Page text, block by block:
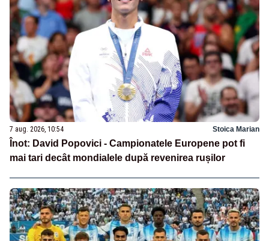
7 aug. 2026, 10:54 Stoica Marian
Înot: David Popovici - Campionatele Europene pot fi
mai tari decât mondialele după revenirea rușilor